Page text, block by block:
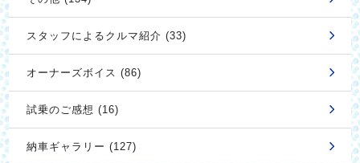
スタッフによるクルマ紹介 (33)
オーナーズボイス (86)
試乗のご感想 (16)
納車ギャラリー (127)